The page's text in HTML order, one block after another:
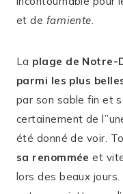
et de farniente.
La plage de Notre-
parmi les plus
par son sable fin et
certainement de
été donné de voir.
sa renomméeet
lors des beaux